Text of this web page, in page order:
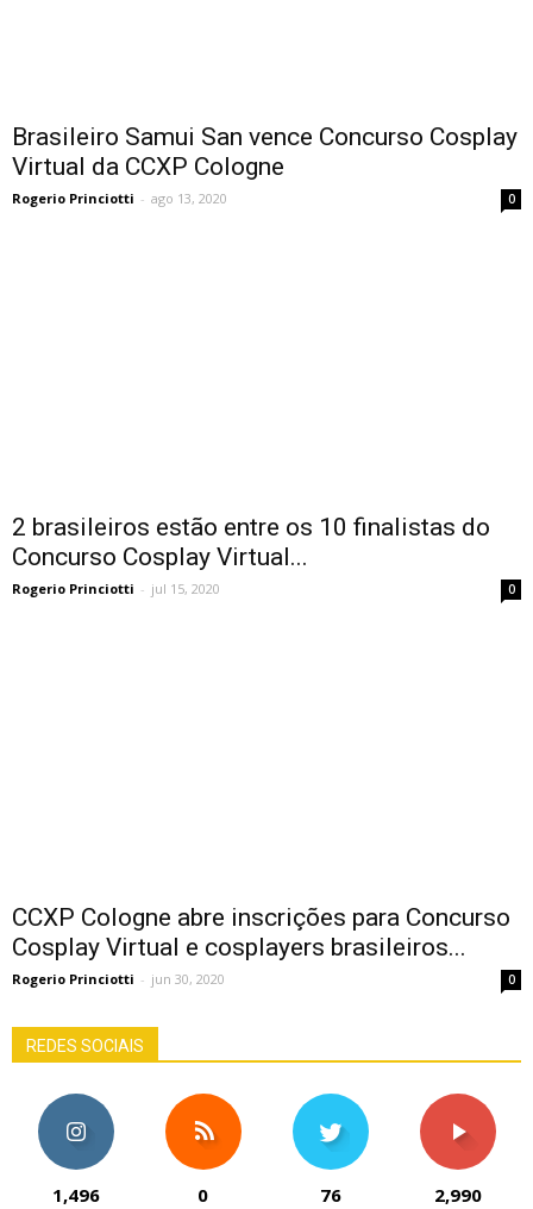
Brasileiro Samui San vence Concurso Cosplay
Virtual da CCXP Cologne
Rogerio Princiotti - ago 13, 2020 0
2 brasileiros estão entre os 10 finalistas do
Concurso Cosplay Virtual...
Rogerio Princiotti - jul 15, 2020 0
CCXP Cologne abre inscrições para Concurso
Cosplay Virtual e cosplayers brasileiros...
Rogerio Princiotti - jun 30, 2020 0
REDES SOCIAIS
1,496 0 76 2,990